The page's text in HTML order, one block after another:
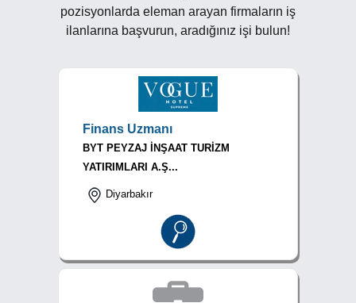
pozisyonlarda eleman arayan firmaların iş
ilanlarına başvurun, aradığınız işi bulun!
Finans Uzmanı
BYT PEYZAJ İNŞAAT TURİZM
YATIRIMLARI A.Ş...
Diyarbakır